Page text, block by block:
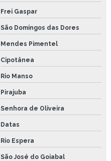
Frei Gaspar
São Domingos das Dores
Mendes Pimentel
Cipotânea
Rio Manso
Pirajuba
Senhora de Oliveira
Datas
Rio Espera
São José do Goiabal